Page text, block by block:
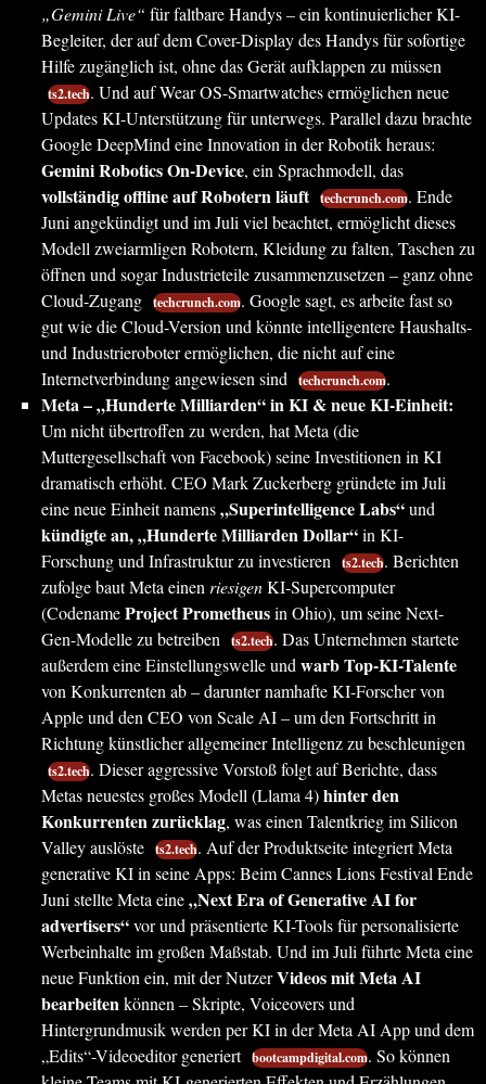
„Gemini Live“ für faltbare Handys – ein kontinuierlicher KI-
Begleiter, der auf dem Cover-Display des Handys für sofortige
Hilfe zugänglich ist, ohne das Gerät aufklappen zu müssen
ts2.tech. Und auf Wear OS-Smartwatches ermöglichen neue
Updates KI-Unterstützung für unterwegs. Parallel dazu brachte
Google DeepMind eine Innovation in der Robotik heraus:
Gemini Robotics On-Device, ein Sprachmodell, das
vollständig offline auf Robotern läuft techcrunch.com. Ende
Juni angekündigt und im Juli viel beachtet, ermöglicht dieses
Modell zweiarmligen Robotern, Kleidung zu falten, Taschen zu
öffnen und sogar Industrieteile zusammenzusetzen – ganz ohne
Cloud-Zugang techcrunch.com. Google sagt, es arbeite fast so
gut wie die Cloud-Version und könnte intelligentere Haushalts-
und Industrieroboter ermöglichen, die nicht auf eine
Internetverbindung angewiesen sind
techcrunch.com.
Meta – „Hunderte Milliarden“ in KI & neue KI-Einheit:
Um nicht übertroffen zu werden, hat Meta (die
Muttergesellschaft von Facebook) seine Investitionen in KI
dramatisch erhöht. CEO Mark Zuckerberg gründete im Juli
eine neue Einheit namens„Superintelligence Labs“und
kündigte an, „Hunderte Milliarden Dollar“in KI-
Forschung und Infrastruktur zu investieren
ts2.tech. Berichten
zufolge baut Meta einen riesigenKI-Supercomputer
(CodenameProject Prometheusin Ohio), um seine Next-
Gen-Modelle zu betreiben
ts2.tech. Das Unternehmen startete
außerdem eine Einstellungswelle und warb Top-KI-Talente
von Konkurrenten ab – darunter namhafte KI-Forscher von
Apple und den CEO von Scale AI – um den Fortschritt in
Richtung künstlicher allgemeiner Intelligenz zu beschleunigen
ts2.tech. Dieser aggressive Vorstoß folgt auf Berichte, dass
Metas neuestes großes Modell (Llama 4)hinter den
Konkurrenten zurücklag, was einen Talentkrieg im Silicon
Valley auslöste ts2.tech. Auf der Produktseite integriert Meta
generative KI in seine Apps: Beim Cannes Lions Festival Ende
Juni stellte Meta eine„Next Era of Generative AI for
advertisers“vor und präsentierte KI-Tools für personalisierte
Werbeinhalte im großen Maßstab. Und im Juli führte Meta eine
neue Funktion ein, mit der NutzerVideos mit Meta AI
bearbeitenkönnen – Skripte, Voiceovers und
Hintergrundmusik werden per KI in der Meta AI App und dem
„Edits“-Videoeditor generiert bootcampdigital.com. So können